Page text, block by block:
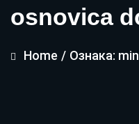
osnovica
Home / Ознака: